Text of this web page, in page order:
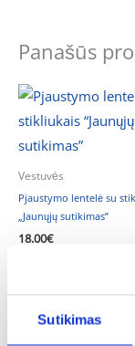
Sutikimas
Panašūs
Vestuvės
Pjaustymo lentelė su
„Jaunųjų sutikimas”
18.00€